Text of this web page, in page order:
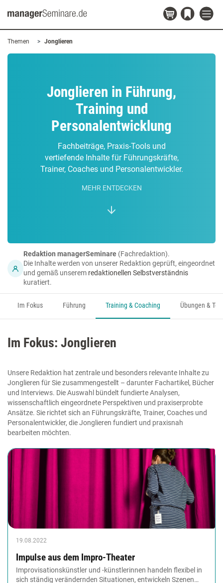
Themen Jonglieren
Jonglieren in Führung,
Training und
Personalentwicklung
Fachbeiträge, Praxis-Tools und
vertiefende Inhalte für Führungskräfte,
Trainer, Coaches und Personalentwickler.
MEHR ENTDECKEN
Redaktion managerSeminare (Fachredaktion).
Die Inhalte werden von unserer Redaktion geprüft, eingeordnet
und gemäß unserem redaktionellen Selbstverständnis
kuratiert.
Im Fokus Führung Training & Coaching Übungen &
Im Fokus: Jonglieren
Unsere Redaktion hat zentrale und besonders relevante Inhalte zu
Jonglieren für Sie zusammengestellt – darunter Fachartikel, Bücher
und Interviews. Die Auswahl bündelt fundierte Analysen,
wissenschaftlich eingeordnete Perspektiven und praxiserprobte
Ansätze. Sie richtet sich an Führungskräfte, Trainer, Coaches und
Personalentwickler, die Jonglieren fundiert und praxisnah
bearbeiten möchten.
19.08.2022
Impulse aus dem Impro-Theater
Improvisationskünstler und -künstlerinnen handeln flexibel in
sich ständig verändernden Situationen, entwickeln Szenen